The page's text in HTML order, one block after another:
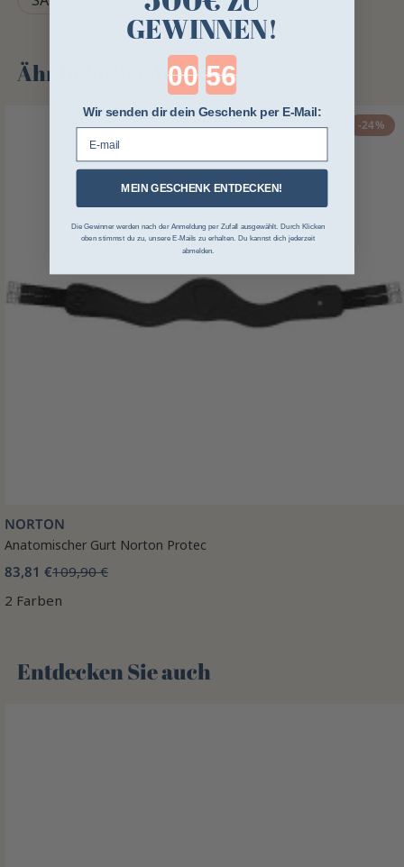
Ähnliche Produkte
-24%
NORTON
Anatomischer Gurt Norton Protec
83,81 €109,90 €
2 Farben
Entdecken Sie auch 🌻
GEWINNEN!
Countdown ends in:
Wir senden dir dein Geschenk per E-Mail:
MEIN GESCHENK ENTDECKEN!
Die Gewinner werden nach der Anmeldung per Zufall ausgewählt. Durch Klicken
oben stimmst du zu, unsere E-Mails zu erhalten. Du kannst dich jederzeit
abmelden.